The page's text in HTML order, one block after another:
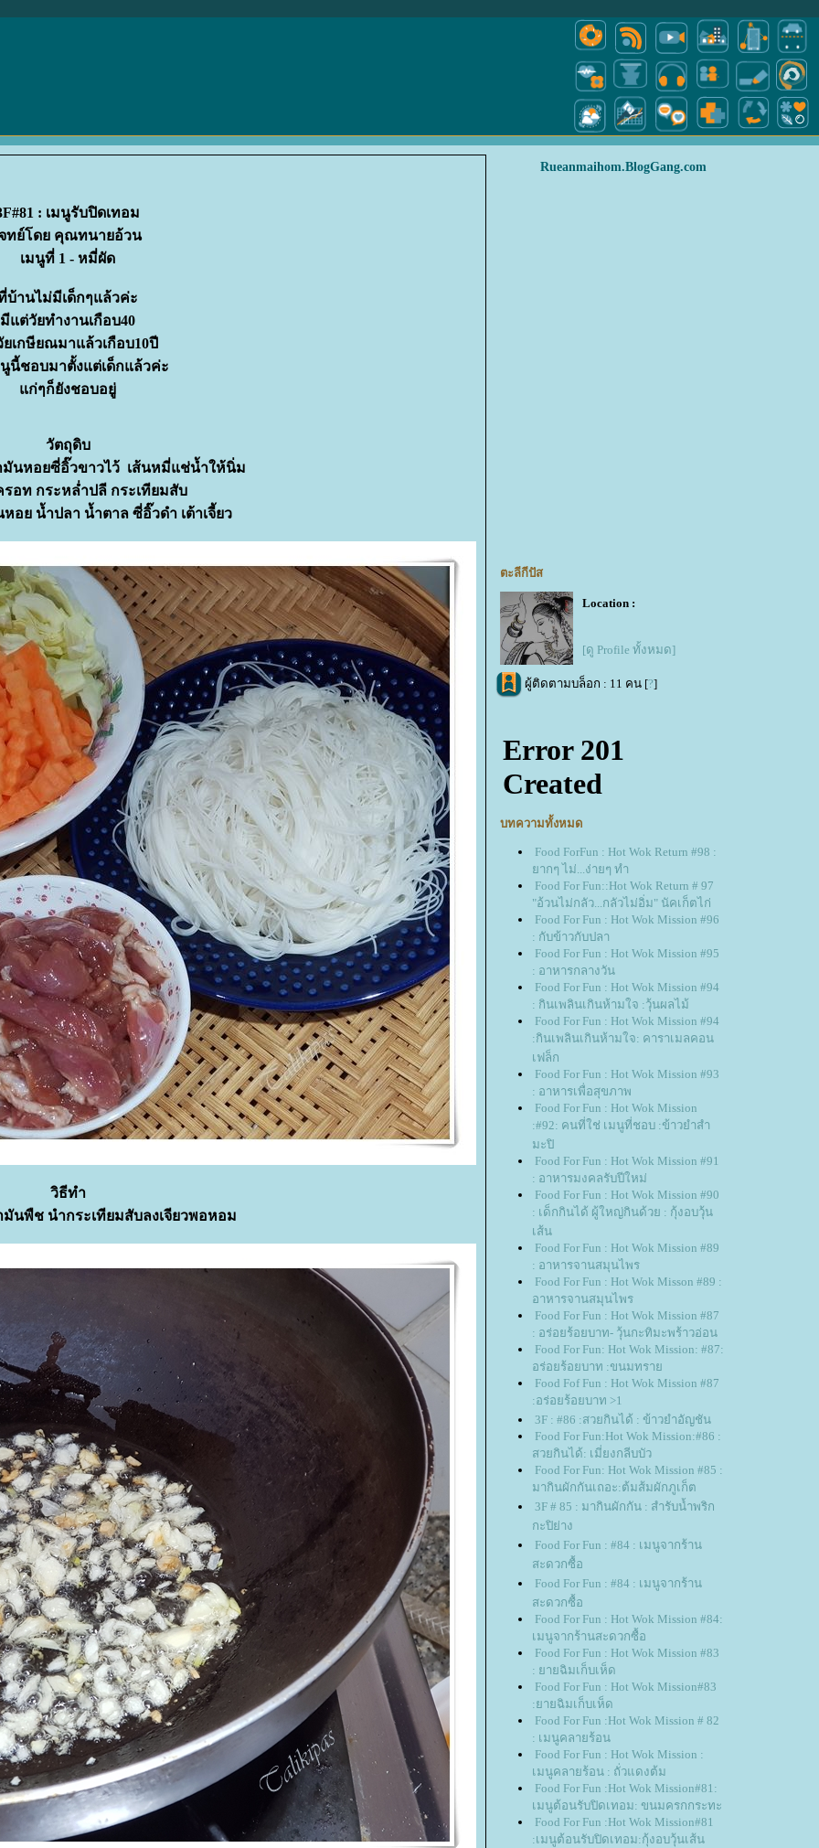
: เมนูรับปิดเทอม
ย์โดย คุณทนายอ้วน
เมนูที่ 1 - หมี่ผัด
บ้านไม่มีเด็กๆแล้วค่ะ
มีแต่วัยทำงานเกือบ40
เกษียณมาแล้วเกือบ10ปี
นี้ชอบมาตั้งแต่เด็กแล้วค่ะ
ก่ๆก็ยังชอบอยู่
วัตถุดิบ
นหอยซี่อิ๊วขาวไว้ เส้นหมี่แช่น้ำให้นิ่ม
รอท กระหล่ำปลี กระเทียมสับ
ย น้ำปลา น้ำตาล ซี่อิ๊วดำ เต้าเจี้ยว
วิธีทำ
มันพืช นำกระเทียมสับลงเจียวพอหอม
Rueanmaihom.BlogGang.com
ตะลีกีปัส
Location :
[ดู Profile ทั้งหมด]
ผู้ติดตามบล็อก : 11 คน [?]
บทความทั้งหมด
Food ForFun : Hot Wok Return #98 :
ากๆ ไม่...ง่ายๆ ทำ
Food For Fun::Hot Wok Return # 97
"อ้วนไม่กลัว...กลัวไม่อิ่ม" นัคเก็ตไก่
Food For Fun : Hot Wok Mission #96
: กับข้าวกับปลา
Food For Fun : Hot Wok Mission #95
: อาหารกลางวัน
Food For Fun : Hot Wok Mission #94
: กินเพลินเกินห้ามใจ :วุ้นผลไม้
Food For Fun : Hot Wok Mission #94
:กินเพลินเกินห้ามใจ: คาราเมลคอน
เฟล็ก
Food For Fun : Hot Wok Mission #93
: อาหารเพื่อสุขภาพ
Food For Fun : Hot Wok Mission
:#92: คนที่ใช่ เมนูที่ชอบ :ข้าวยำสำ
มะปิ
Food For Fun : Hot Wok Mission #91
: อาหารมงคลรับปีใหม่
Food For Fun : Hot Wok Mission #90
: เด็กกินได้ ผู้ใหญ่กินด้วย : กุ้งอบวุ้น
เส้น
Food For Fun : Hot Wok Mission #89
: อาหารจานสมุนไพร
Food For Fun : Hot Wok Misson #89 :
อาหารจานสมุนไพร
Food For Fun : Hot Wok Mission #87
: อร่อยร้อยบาท- วุ้นกะทิมะพร้าวอ่อน
Food For Fun: Hot Wok Mission: #87:
อร่อยร้อยบาท :ขนมทรา
Food Fof Fun : Hot Wok Mission #87
:อร่อยร้อยบาท >1
3F : #86 :สวยกินได้ : ข้าวยำอัญชัน
Food For Fun:Hot Wok Mission:#86 :
สวยกินได้: เมี่ยงกลีบบัว
Food For Fun: Hot Wok Mission #85 :
มากินผักกันเถอะ:ต้มส้มผักภูเก็ต
3F # 85 : มากินผักกัน : สำรับน้ำพริก
กะปิย่าง
Food For Fun : #84 : เมนูจากร้าน
สะดวกซื้อ
Food For Fun : #84 : เมนูจากร้าน
สะดวกซื้อ
Food For Fun : Hot Wok Mission #84:
เมนูจากร้านสะดวกซื้อ
Food For Fun : Hot Wok Mission #83
: ยายฉิมเก็บเห็ด
Food For Fun : Hot Wok Mission#83
:ยายฉิมเก็บเห็ด
Food For Fun :Hot Wok Mission # 82
: เมนูคลายร้อน
Food For Fun : Hot Wok Mission :
เมนูคลายร้อน : ถั่วแดงต้ม
Food For Fun :Hot Wok Mission#81:
เมนูต้อนรับปิดเทอม: ขนมครกกระทะ
Food For Fun :Hot Wok Mission#81
:เมนูต้อนรับปิดเทอม:กุ้งอบวุ้นเส้น